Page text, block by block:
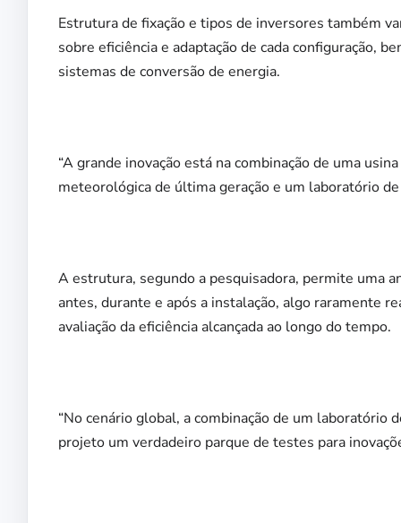
Estrutura de fixação e tipos de inversores também
sobre eficiência e adaptação de cada configuração,
sistemas de conversão de energia.
“A grande inovação está na combinação de uma
meteorológica de última geração e um laboratório
A estrutura, segundo a pesquisadora, permite uma
antes, durante e após a instalação, algo raramente
avaliação da eficiência alcançada ao longo do tempo.
“No cenário global, a combinação de um laboratório
projeto um verdadeiro parque de testes para